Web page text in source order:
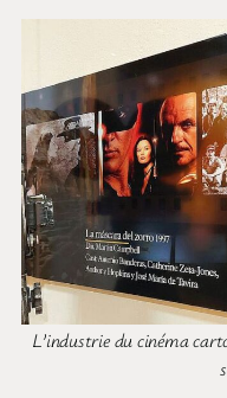
L’industrie du cinéma